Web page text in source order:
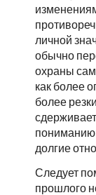
личной
обычно
охраны
как более
более
пониманию
долгие
Следует
прошлого